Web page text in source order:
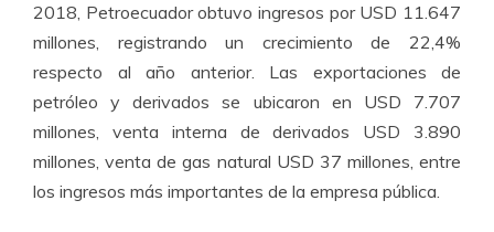
2018, Petroecuador obtuvo ingresos por USD 11.647
millones, registrando un crecimiento de 22,4%
respecto al año anterior. Las exportaciones de
petróleo y derivados se ubicaron en USD 7.707
millones, venta interna de derivados USD 3.890
millones, venta de gas natural USD 37 millones, entre
los ingresos más importantes de la empresa pública.